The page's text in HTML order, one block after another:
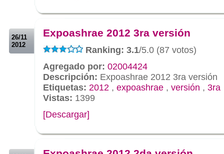
26/11
2012
Expoashrae 2012 3ra versión
Ranking: 3.1/5.0 (87 votos)
Agregado por: 02004424
Descripción: Expoashrae 2012 3ra versión
Etiquetas: 2012 , expoashrae , versión , 3ra
Vistas: 1399
[Descargar]